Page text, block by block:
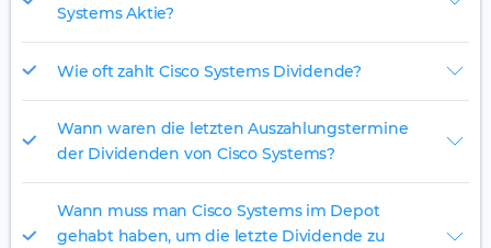
Systems Aktie?
Wie oft zahlt Cisco Systems Dividende?
Wann waren die letzten Auszahlungstermine
der Dividenden von Cisco Systems?
Wann muss man Cisco Systems im Depot
gehabt haben, um die letzte Dividende zu